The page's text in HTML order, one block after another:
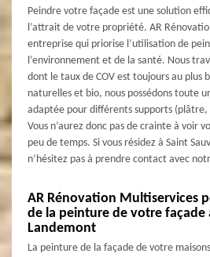
Peindre votre façade est une solution
l’attrait de votre propriété. AR
entreprise qui priorise l’utilisation de
l’environnement et de la santé. Nous
dont le taux de COV est toujours au plus
naturelles et bio, nous possédons toute
adaptée pour différents supports
Vous n’aurez donc pas de crainte à voir
peu de temps. Si vous résidez à Saint
n’hésitez pas à prendre contact avec
AR Rénovation Multiservices
de la peinture de votre façade
Landemont
La peinture de la façade de votre